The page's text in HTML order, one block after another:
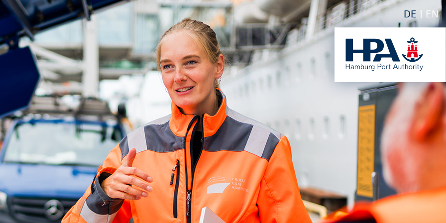
DE EN
Center der HPA
aller Verkehrsmeldungen im Hafen am